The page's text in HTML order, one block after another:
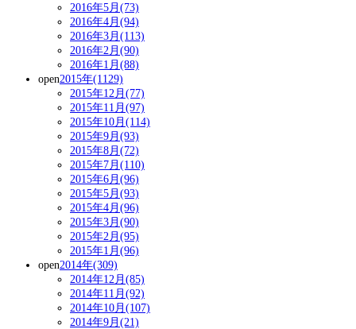
2016年5月(73)
2016年4月(94)
2016年3月(113)
2016年2月(90)
2016年1月(88)
open2015年(1129)
2015年12月(77)
2015年11月(97)
2015年10月(114)
2015年9月(93)
2015年8月(72)
2015年7月(110)
2015年6月(96)
2015年5月(93)
2015年4月(96)
2015年3月(90)
2015年2月(95)
2015年1月(96)
open2014年(309)
2014年12月(85)
2014年11月(92)
2014年10月(107)
2014年9月(21)